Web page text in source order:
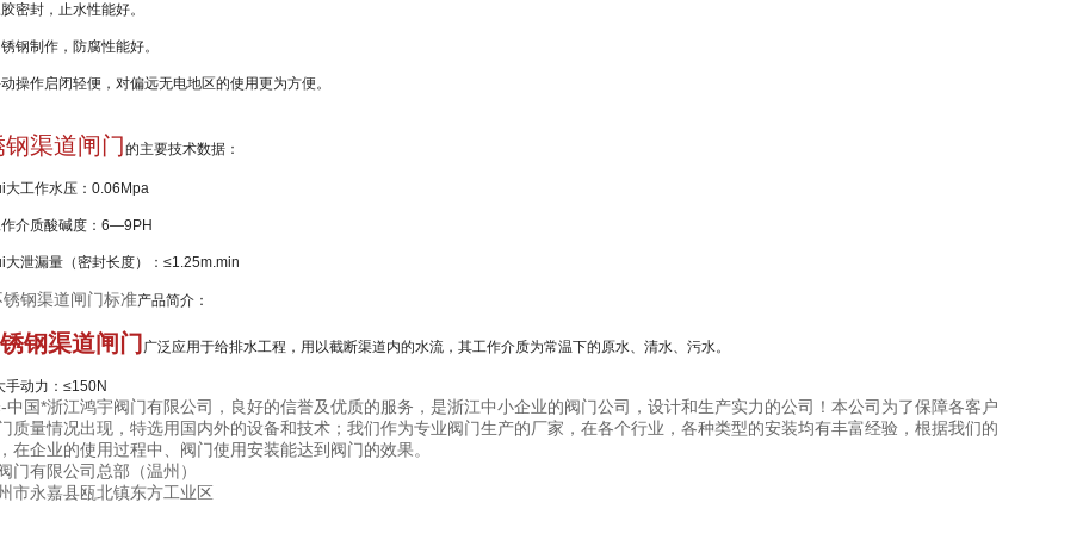
封，止水性能好。
制作，防腐性能好。
作启闭轻便，对偏远无电地区的使用更为方便。
钢渠道闸门的主要技术数据：
工作水压： 0.06Mpa
质酸碱度： 6—9PH
泄漏量 （密封长度） ： ≤1.25m.min
锈钢渠道闸门标准产品简介：
钢渠道闸门 广泛应用于给排水工程，用以截断渠道内的水流，其工作介质为常温下的原水、清水、污水。
动力： ≤150N
*浙江鸿宇阀门有限公司，良好的信誉及优质的服务，是浙江中小企业的阀门公司，设计和生产实力的公司！本公司为了保障各客户
质量情况出现，特选用国内外的设备和技术；我们作为专业阀门生产的厂家，在各个行业，各种类型的安装均有丰富经验，根据我们的
在企业的使用过程中、阀门使用安装能达到阀门的效果。
门有限公司总部（温州）
市永嘉县瓯北镇东方工业区